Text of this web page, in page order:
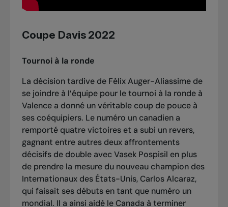
Coupe Davis 2022
Tournoi à la ronde
La décision tardive de Félix Auger-Aliassime de
se joindre à l’équipe pour le tournoi à la ronde à
Valence a donné un véritable coup de pouce à
ses coéquipiers. Le numéro un canadien a
remporté quatre victoires et a subi un revers,
gagnant entre autres deux affrontements
décisifs de double avec Vasek Pospisil en plus
de prendre la mesure du nouveau champion des
Internationaux des États-Unis, Carlos Alcaraz,
qui faisait ses débuts en tant que numéro un
mondial. Il a ainsi aidé le Canada à terminer